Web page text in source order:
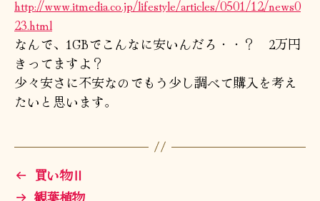
http://www.itmedia.co.jp/lifestyle/articles/0501/12/news0
23.html
なんで、1GBでこんなに安いんだろ・・？ 2万円
きってますよ？
少々安さに不安なのでもう少し調べて購入を考え
たいと思います。
← 買い物Ⅱ
→ 観葉植物